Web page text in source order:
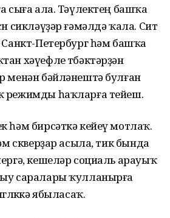
сыға ала. Тәүлектең башҡа
сикләүҙәр ғәмәлдә ҡала. Сит
Петербург һәм башҡа
хәүефле төбәктәрҙән
менән бәйләнештә булған
режимды һаҡларға тейеш.
һәм бирсәткә кейеү мотлаҡ.
скверҙар асыла, тик бында
кешеләр социаль арауыҡ
саралары ҡулланырға
ябыласаҡ.